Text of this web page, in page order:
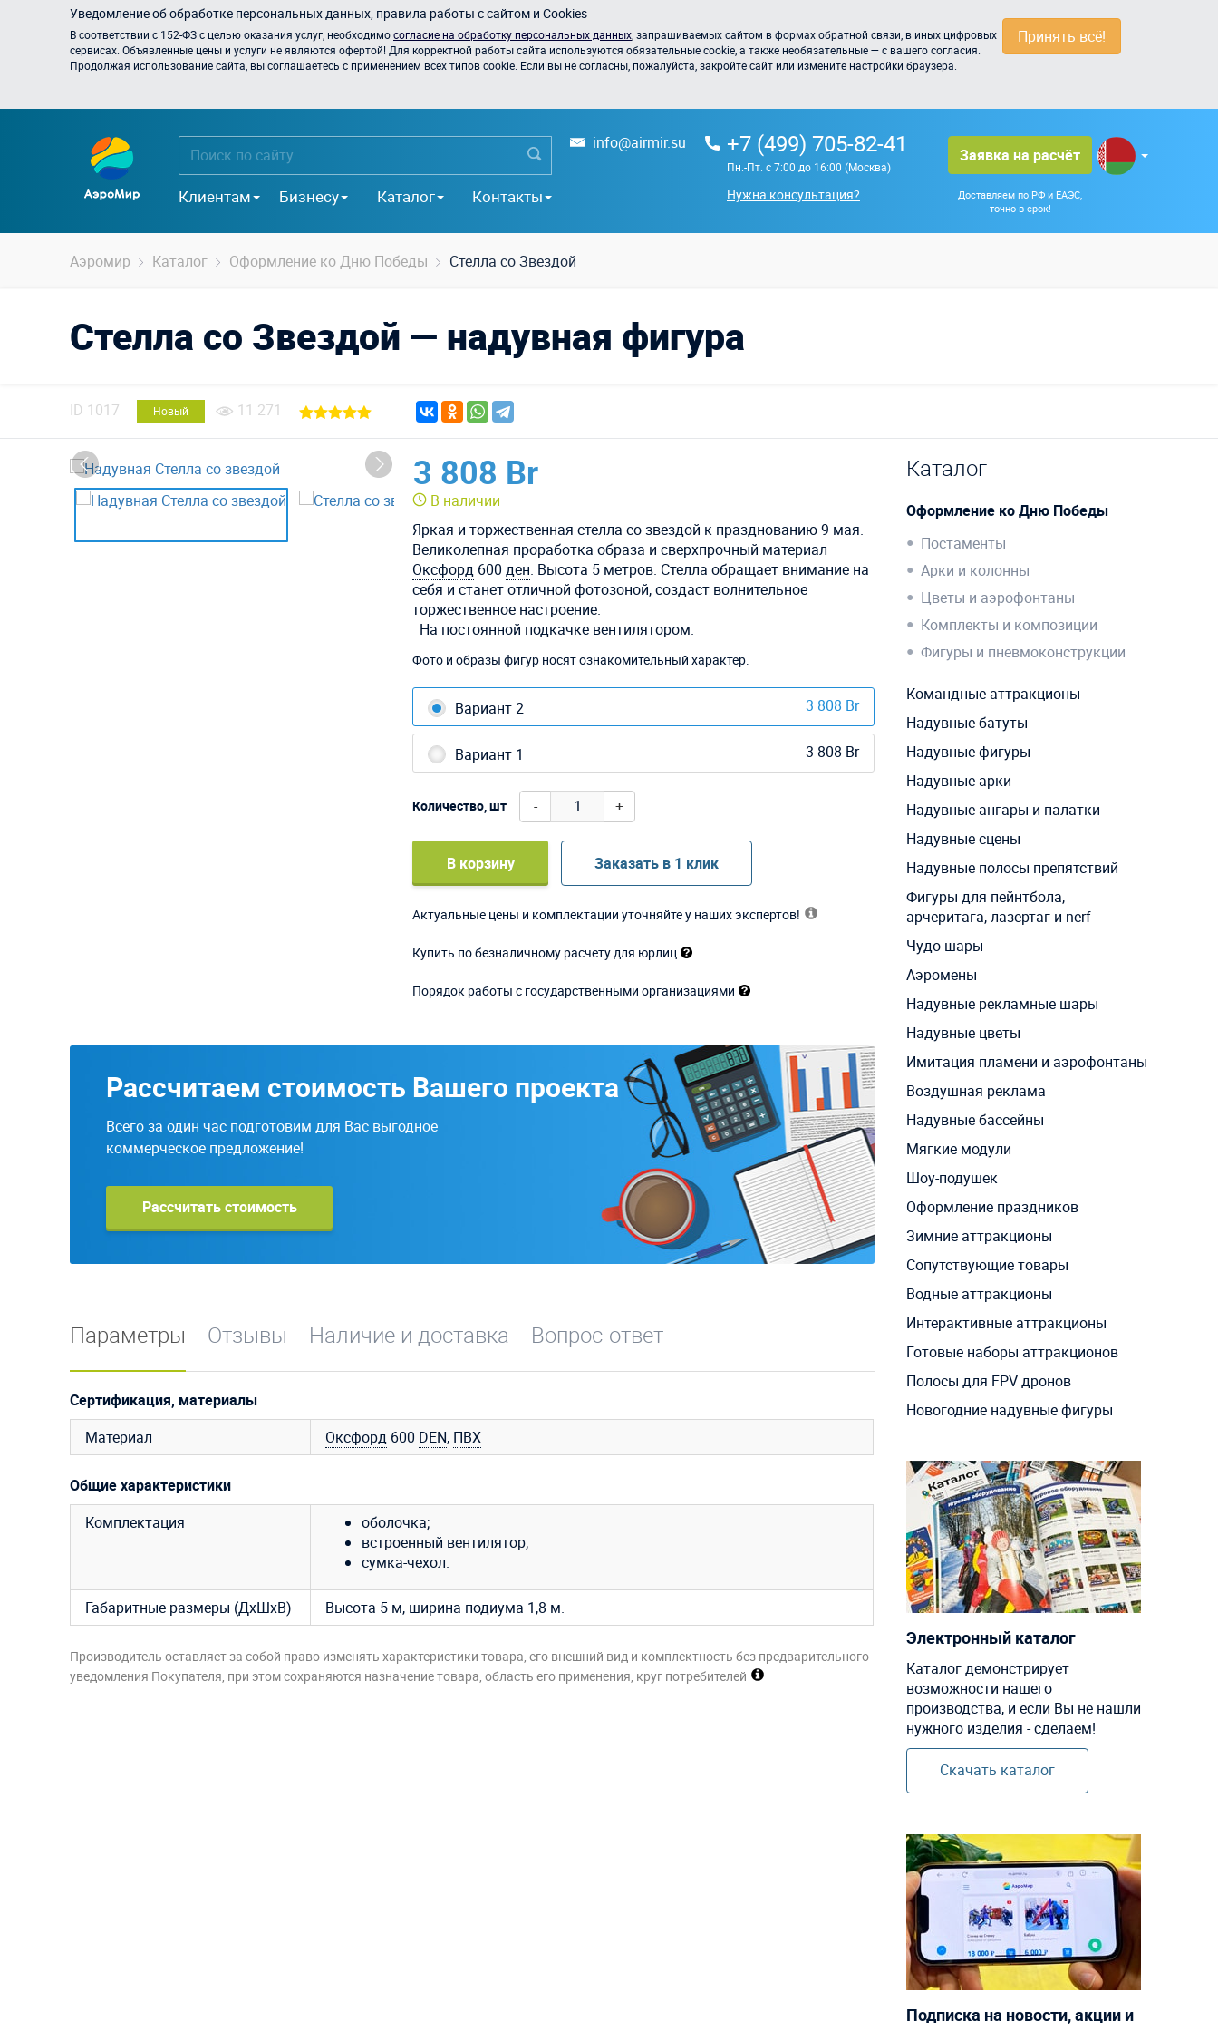
Принять всё!
Уведомление об обработке персональных данных, правила работы с сайтом и Cookies
В соответствии с 152-ФЗ с целью оказания услуг, необходимосогласие на обработку персональных данных , запрашиваемых сайтом в формах обратной связи, в иных цифровых
сервисах. Объявленные цены и услуги не являются офертой! Для корректной работы сайта используются обязательные cookie, а также необязательные — с вашего согласия.
Продолжая использование сайта, вы соглашаетесь с применением всех типов cookie. Если вы не согласны, пожалуйста, закройте сайт или измените настройки браузера.
Клиентам Бизнесу Каталог Контакты
info@airmir.su +7 (499) 705-82-41
Пн.-Пт. с 7:00 до 16:00 (Москва)
Нужна консультация?
Заявка на расчёт
Доставляем по РФ и ЕАЭС,
точно в срок!
Аэромир Каталог Оформление ко Дню Победы Стелла со Звездой
Стелла со Звездой — надувная фигура
ID 1017 Новый 11 271
3 808 Br
В наличии
Яркая и торжественная стелла со звездой к празднованию 9 мая.
Великолепная проработка образа и сверхпрочный материал
Оксфорд 600ден. Высота 5 метров. Стелла обращает внимание на
себя и станет отличной фотозоной, создаст волнительное
торжественное настроение.
На постоянной подкачке вентилятором.
Фото и образы фигур носят ознакомительный характер.
Вариант 2 3 808 Br
Вариант 1 3 808 Br
Количество, шт - +
В корзину Заказать в 1 клик
Актуальные цены и комплектации уточняйте у наших экспертов!
Купить по безналичному расчету для юрлиц
Порядок работы с государственными организациями
Рассчитаем стоимость Вашего проекта
Всего за один час подготовим для Вас выгодное
коммерческое предложение!
Рассчитать стоимость
Параметры Отзывы Наличие и доставка Вопрос-ответ
Сертификация, материалы
Материал
Оксфорд 600 DEN, ПВХ
Общие характеристики
Комплектация
оболочка;
встроенный вентилятор;
сумка-чехол.
Габаритные размеры (ДхШхВ) Высота 5 м, ширина подиума 1,8 м.
Производитель оставляет за собой право изменять характеристики товара, его внешний вид и комплектность без предварительного
уведомления Покупателя, при этом сохраняются назначение товара, область его применения, круг потребителей
Каталог
Оформление ко Дню Победы
Постаменты
Арки и колонны
Цветы и аэрофонтаны
Комплекты и композиции
Фигуры и пневмоконструкции
Командные аттракционы
Надувные батуты
Надувные фигуры
Надувные арки
Надувные ангары и палатки
Надувные сцены
Надувные полосы препятствий
Фигуры для пейнтбола,
арчеритага, лазертаг и nerf
Чудо-шары
Аэромены
Надувные рекламные шары
Надувные цветы
Имитация пламени и аэрофонтаны
Воздушная реклама
Надувные бассейны
Мягкие модули
Шоу-подушек
Оформление праздников
Зимние аттракционы
Сопутствующие товары
Водные аттракционы
Интерактивные аттракционы
Готовые наборы аттракционов
Полосы для FPV дронов
Новогодние надувные фигуры
Электронный каталог
Каталог демонстрирует
возможности нашего
производства, и если Вы не нашли
нужного изделия - сделаем!
Скачать каталог
Подписка на новости, акции и